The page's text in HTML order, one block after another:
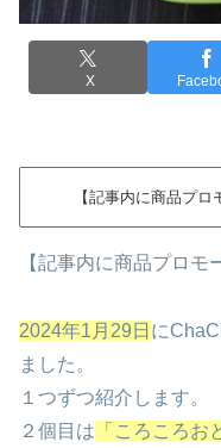
X
【記事内に商品プロ
【記事内に商品プロモ
2024年1月29日 に
ました。
１つずつ紹介します。
２個目は 「ころころお